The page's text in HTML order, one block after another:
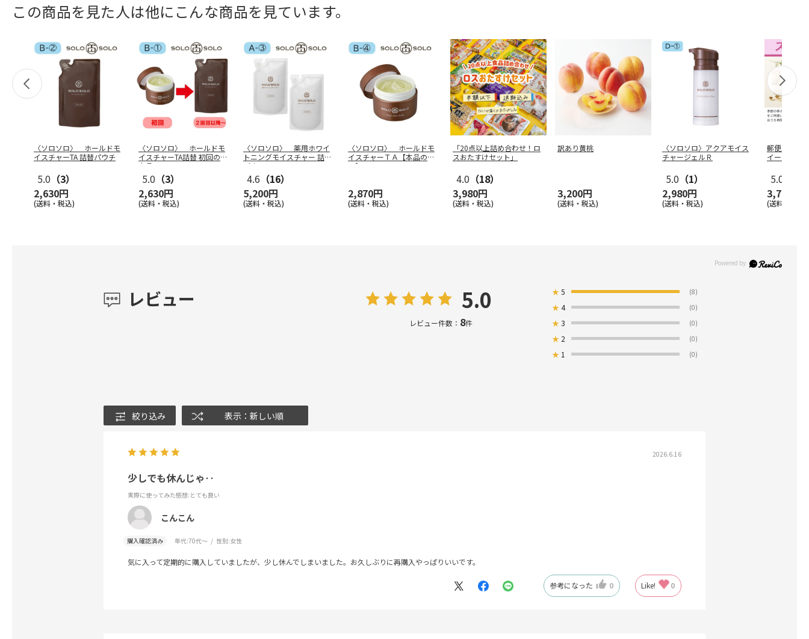
この商品を見た人は他にこんな商品を見ています。
〈ソロソロ〉 ホールドモ
イスチャーTA 詰替パウチ
5.0 （3）
2,630円
(送料・税込)
〈ソロソロ〉 ホールドモ
イスチャーTA詰替 初回のみ
本品
5.0 （3）
2,630円
(送料・税込)
〈ソロソロ〉 薬用ホワイ
トニングモイスチャー 詰替
パウチ×
4.6 （16）
5,200円
(送料・税込)
〈ソロソロ〉 ホールドモ
イスチャーＴＡ【本品の
み】
2,870円
(送料・税込)
「20点以上詰め合わせ！ロ
スおたすけセット」
4.0 （18）
3,980円
(送料・税込)
訳あり黄桃
3,200円
(送料・税込)
〈ソロソロ〉アクアモイス
チャージェルＲ
5.0 （1）
2,980円
(送料・税込)
郵便局のＷ
イーツコー
5.0
3,780円
(送料・税込)
レビュー 5.0
レビュー件数： 8件
★5 (8)
★4 (0)
★3 (0)
★ 2 (0)
★ 1 (0)
絞り込み 表示：新しい順
2026.6.16
少しでも休んじゃ‥
実際に使ってみた感想:とても良い
こんこん
購入確認済み 年代:70代～ 性別:女性
気に入って定期的に購入していましたが、少し休んでしまいました。お久しぶりに再購入やっぱりいいです。
参考になった 0 Like! 0